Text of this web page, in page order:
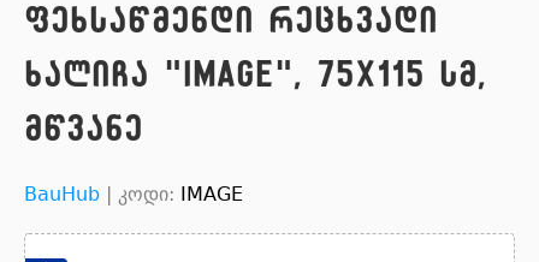
ფეხსაწმენდი რეცხვადი
ხალიჩა "IMAGE", 75x115 სმ,
მწვანე
BauHub | კოდი: IMAGE